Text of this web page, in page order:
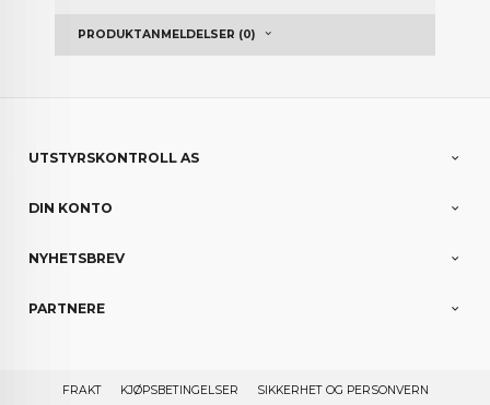
PRODUKTANMELDELSER (0)
UTSTYRSKONTROLL AS
DIN KONTO
NYHETSBREV
PARTNERE
FRAKT KJØPSBETINGELSER SIKKERHET OG PERSONVERN